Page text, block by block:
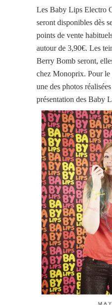
Les Baby Lips Electro
seront disponibles dès
points de vente
autour de 3,90€. Les
Berry Bomb seront,
chez Monoprix. Pour le
une des photos
présentation des Baby